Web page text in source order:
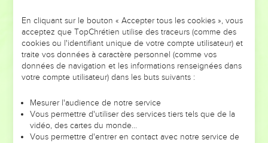
NE MANQUEZ PAS L’ÉVÉNEMENT
DE L’ANNÉE !
ET SI LEURS ERREURS POUVAIENT VOUS ÉVITER LES
VOTRES ?
leur foi ou leur vision. Mais on voit moins les doutes, les erreurs
et les saisons difficiles qu'ils ont traversés, alors même que ce
sont elles qui les ont façonnés.
En cliquant sur le bouton « Accepter tous les cookies », vous
acceptez que TopChrétien utilise des traceurs (comme des
cookies ou l'identifiant unique de votre compte utilisateur) et
traite vos données à caractère personnel (comme vos
données de navigation et les informations renseignées dans
votre compte utilisateur) dans les buts suivants :
Mesurer l'audience de notre service
Vous permettre d'utiliser des services tiers tels que de la
vidéo, des cartes du monde…
Vous permettre d'entrer en contact avec notre service de